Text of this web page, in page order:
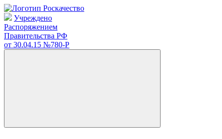
Учреждено
Распоряжением
Правительства РФ
от 30.04.15 №780-Р